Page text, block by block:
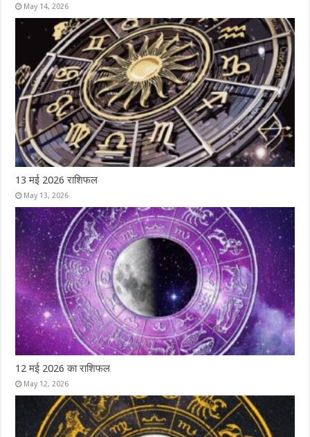
May 14, 2026
13 मई 2026 राशिफल
May 13, 2026
12 मई 2026 का राशिफल
May 12, 2026